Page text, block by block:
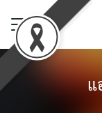
content
แ